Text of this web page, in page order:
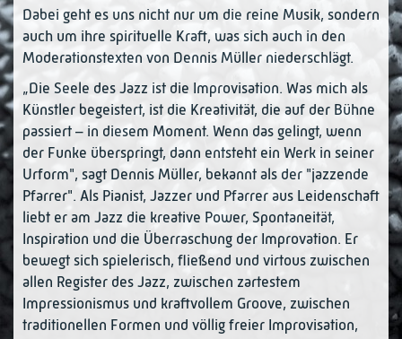
Dabei geht es uns nicht nur um die reine Musik, sondern
auch um ihre spirituelle Kraft, was sich auch in den
Moderationstexten von Dennis Müller niederschlägt.
„Die Seele des Jazz ist die Improvisation. Was mich als
Künstler begeistert, ist die Kreativität, die auf der Bühne
passiert – in diesem Moment. Wenn das gelingt, wenn
der Funke überspringt, dann entsteht ein Werk in seiner
Urform", sagt Dennis Müller, bekannt als der "jazzende
Pfarrer". Als Pianist, Jazzer und Pfarrer aus Leidenschaft
liebt er am Jazz die kreative Power, Spontaneität,
Inspiration und die Überraschung der Improvation. Er
bewegt sich spielerisch, fließend und virtous zwischen
allen Register des Jazz, zwischen zartestem
Impressionismus und kraftvollem Groove, zwischen
traditionellen Formen und völlig freier Improvisation,